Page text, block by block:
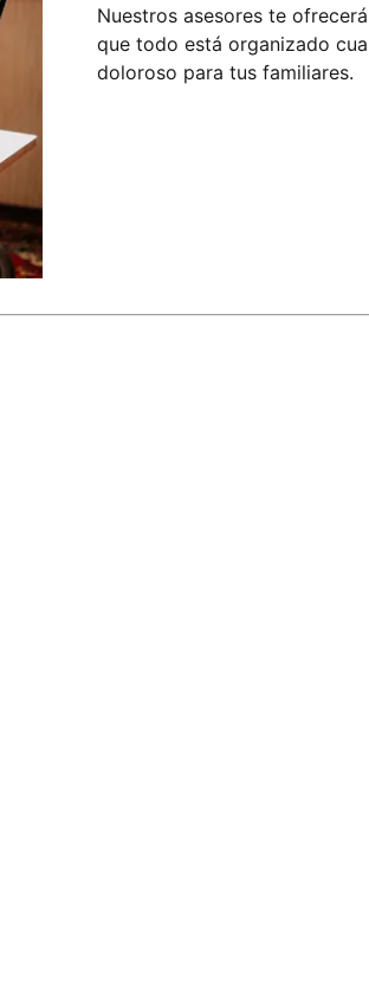
Nuestros asesores te
que todo está organizado
doloroso para tus familiares.